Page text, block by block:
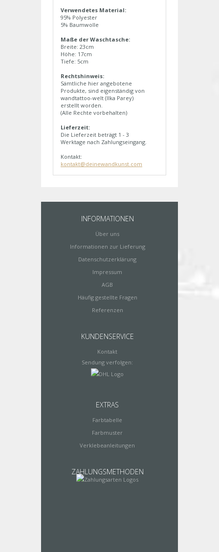
Verwendetes Material:
95% Polyester
5% Baumwolle
Maße der Waschtasche:
Breite: 23cm
Höhe: 17cm
Tiefe: 5cm
Rechtshinweis:
Sämtliche hier angebotene
Produkte, sind eigenständig von
wandtattoo-welt (Ilka Parey)
erstellt worden.
(Alle Rechte vorbehalten)
Lieferzeit:
Die Lieferzeit beträgt 1 - 3
Werktage nach Zahlungseingang.
Kontakt:
kontakt@deinewandkunst.com
INFORMATIONEN
Über uns
Informationen zur Lieferung
Datenschutzerklärung
Impressum
AGB
Häufig gestellte Fragen
Referenzen
KUNDENSERVICE
Kontakt
Sendung verfolgen:
EXTRAS
Farbtabelle
Farbmuster
Verklebeanleitungen
ZAHLUNGSMETHODEN